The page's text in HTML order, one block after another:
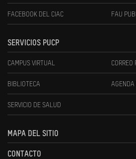
FACEBOOK DEL CIAC FAU
SERVICIOS PUCP
CAMPUS VIRTUAL CORREO
BIBLIOTECA AGENDA
SERVICIO DE SALUD
MAPA DEL SITIO
CONTACTO